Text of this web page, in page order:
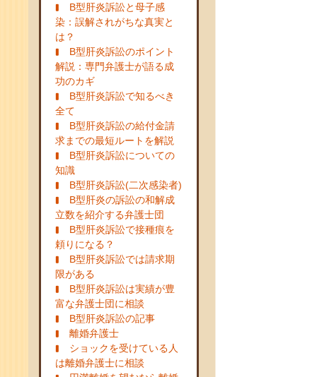
B型肝炎訴訟と母子感
染：誤解されがちな真実と
は？
B型肝炎訴訟のポイント
解説：専門弁護士が語る成
功のカギ
B型肝炎訴訟で知るべき
全て
B型肝炎訴訟の給付金請
求までの最短ルートを解説
B型肝炎訴訟についての
知識
B型肝炎訴訟(二次感染者)
B型肝炎の訴訟の和解成
立数を紹介する弁護士団
B型肝炎訴訟で接種痕を
頼りになる？
B型肝炎訴訟では請求期
限がある
B型肝炎訴訟は実績が豊
富な弁護士団に相談
B型肝炎訴訟の記事
離婚弁護士
ショックを受けている人
は離婚弁護士に相談